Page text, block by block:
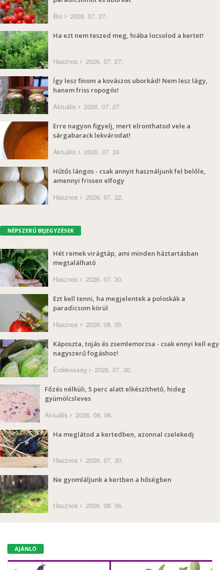
Bio 2026. 07. 27.
Ha ezt nem teszed meg, hiába locsolod a kertet!
Hasznos 2026. 07. 27.
Így lesz finom a kovászos uborkád! Nem lesz lágy,
hanem friss ropogós!
Aktuális 2026. 07. 27.
Erre nagyon figyelj, mert elronthatod vele a
sárgabarack lekvárodat!
Aktuális 2026. 07. 24.
Hűtős lángos - csak annyit használjunk fel belőle,
amennyi frissen elfogy
Hasznos 2026. 07. 22.
NÉPSZERŰ BEJEGYZÉSEK
Hét remek virágtáp, ami minden háztartásban
megtalálható
Hasznos 2026. 07. 30.
Ezt kell tenni, ha megjelentek a poloskák a
paradicsom körül
Hasznos 2026. 08. 05.
Káposzta, tojás és zsemlemorzsa - csak ennyi kell egy
nagyszerű fogáshoz!
Érdekesség 2026. 07. 30.
Főzés nélküli, 5 perc alatt elkészíthető, hideg
gyümölcsleves
Aktuális 2026. 08. 06.
Ha meglátod a kertedben, azonnal cselekedj
Hasznos 2026. 07. 30.
Ne gyomláljunk a kertben a hőségben
Hasznos 2026. 08. 06.
AJÁNLÓ